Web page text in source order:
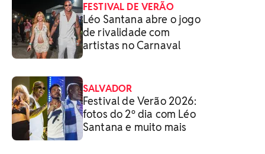
FESTIVAL DE VERÃO
Léo Santana abre o jogo
de rivalidade com
artistas no Carnaval
SALVADOR
Festival de Verão 2026:
fotos do 2º dia com Léo
Santana e muito mais